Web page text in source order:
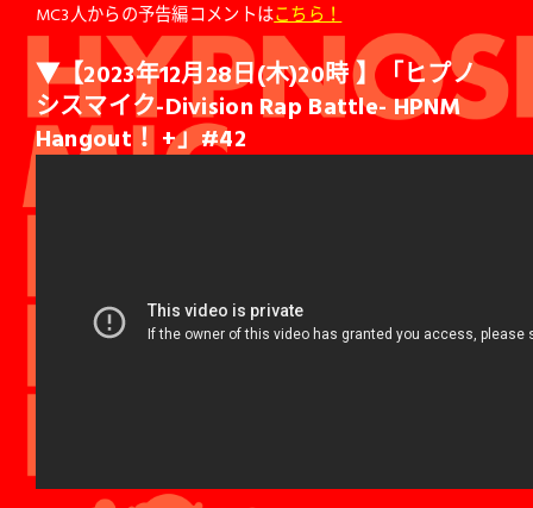
MC3人からの予告編コメントはこちら！
▼【2023年12月28日(木)20時 】「ヒプノ
シスマイク-Division Rap Battle- HPNM
Hangout！ +」#42